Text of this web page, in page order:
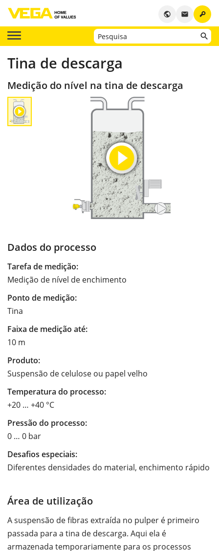
key
email
public
Tina de descarga
Medição do nível na tina de descarga
Dados do processo
Tarefa de medição:
Medição de nível de enchimento
Ponto de medição:
Tina
Faixa de medição até:
10 m
Produto:
Suspensão de celulose ou papel velho
Temperatura do processo:
+20 … +40 °C
Pressão do processo:
0 … 0 bar
Desafios especiais:
Diferentes densidades do material, enchimento rápido
Área de utilização
A suspensão de fibras extraída no pulper é primeiro
passada para a tina de descarga. Aqui ela é
armazenada temporariamente para os processos